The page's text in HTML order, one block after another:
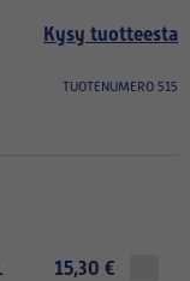
Kysy tuotteesta
TUOTENUMERO 515
15,30 €